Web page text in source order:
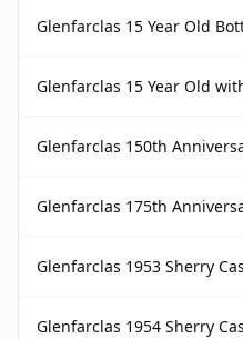
Glenfarclas 15 Year Old
Glenfarclas 15 Year Old with
Glenfarclas 150th
Glenfarclas 175th
Glenfarclas 1953 Sherry
Glenfarclas 1954 Sherry